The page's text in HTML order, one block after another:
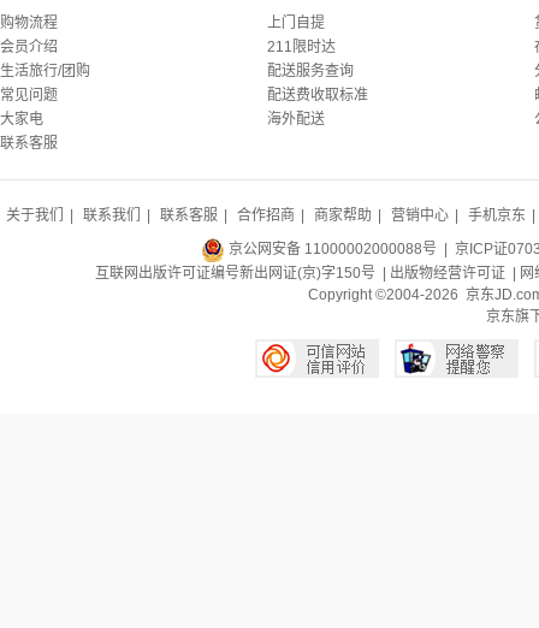
购物流程
会员介绍
生活旅行/团购
常见问题
大家电
联系客服
上门自提
211限时达
配送服务查询
配送费收取标准
海外配送
关于我们 联系我们 联系客服 合作招商 商家帮助 营销中心 手机京东
京公网安备 11000002000088号 | 京ICP证
互联网出版许可证编号新出网证(京)字150号 | 出版物经营许可证
Copyright ©2004-2026 京东
京东旗